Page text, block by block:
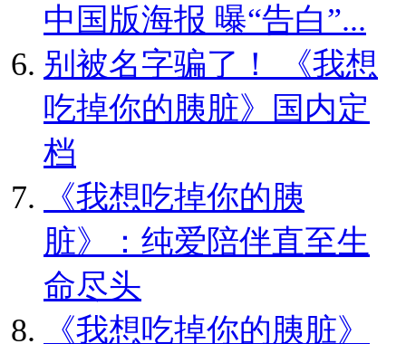
中国版海报 曝“告白”...
别被名字骗了！ 《我想
吃掉你的胰脏》国内定
档
《我想吃掉你的胰
脏》：纯爱陪伴直至生
命尽头
《我想吃掉你的胰脏》